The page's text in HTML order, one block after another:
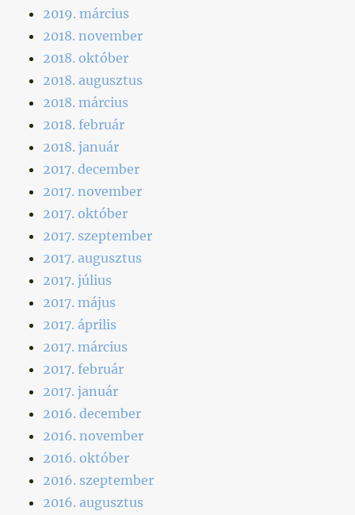
2019. március
2018. november
2018. október
2018. augusztus
2018. március
2018. február
2018. január
2017. december
2017. november
2017. október
2017. szeptember
2017. augusztus
2017. július
2017. május
2017. április
2017. március
2017. február
2017. január
2016. december
2016. november
2016. október
2016. szeptember
2016. augusztus